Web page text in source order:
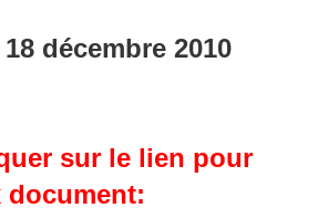
décembre 2010
sur le lien pour
document: